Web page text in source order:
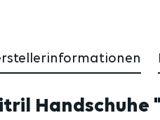
Handschuhe